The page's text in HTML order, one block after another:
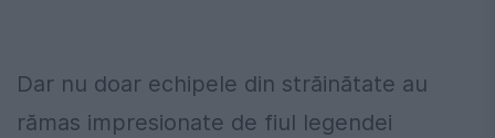
Dar nu doar echipele din străinătate au
rămas impresionate de fiul legendei